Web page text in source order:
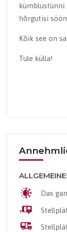
hõrgutisi
Kõik see on
Tule külla!
Das